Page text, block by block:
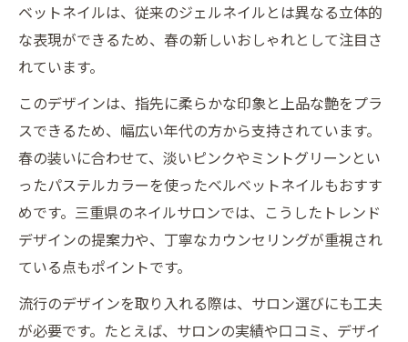
ベットネイルは、従来のジェルネイルとは異なる立体的
な表現ができるため、春の新しいおしゃれとして注目さ
れています。
このデザインは、指先に柔らかな印象と上品な艶をプラ
スできるため、幅広い年代の方から支持されています。
春の装いに合わせて、淡いピンクやミントグリーンとい
ったパステルカラーを使ったベルベットネイルもおすす
めです。三重県のネイルサロンでは、こうしたトレンド
デザインの提案力や、丁寧なカウンセリングが重視され
ている点もポイントです。
流行のデザインを取り入れる際は、サロン選びにも工夫
が必要です。たとえば、サロンの実績や口コミ、デザイ